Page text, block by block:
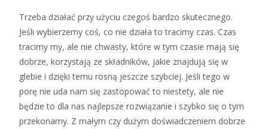
Trzeba działać przy użyciu czegoś bardzo skutecznego.
Jeśli wybierzemy coś, co nie działa to tracimy czas. Czas
tracimy my, ale nie chwasty, które w tym czasie mają się
dobrze, korzystają ze składników, jakie znajdują się w
glebie i dzięki temu rosną jeszcze szybciej. Jeśli tego w
porę nie uda nam się zastopować to niestety, ale nie
będzie to dla nas najlepsze rozwiązanie i szybko się o tym
przekonamy. Z małym czy dużym doświadczeniem dobrze